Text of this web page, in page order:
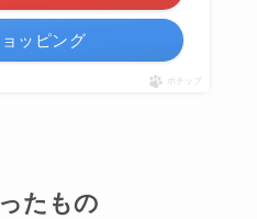
ッピング
ポチップ
たもの